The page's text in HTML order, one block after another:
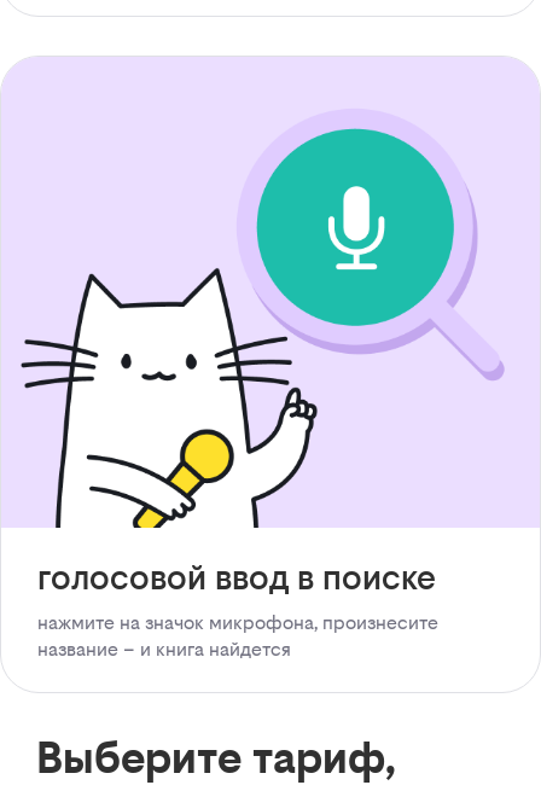
голосовой ввод в поиске
нажмите на значок микрофона, произнесите
название – и книга найдется
Выберите тариф,